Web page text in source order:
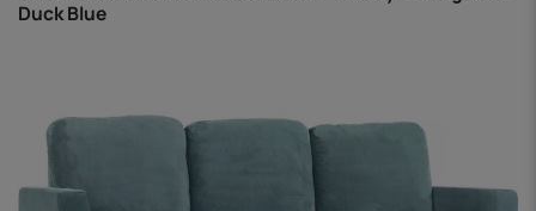
Duck Blue